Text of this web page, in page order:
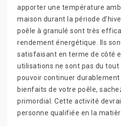
apporter une température
maison durant la période
poêle à granulé sont très
rendement énergétique. Ils
satisfaisant en terme de côté
utilisations ne sont pas du
pouvoir continuer
bienfaits de votre poêle,
primordial. Cette activité
personne qualifiée en la